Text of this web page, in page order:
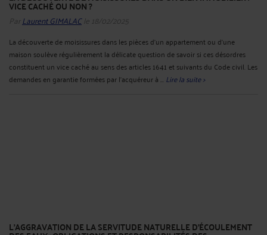
VICE CACHÉ OU NON ?
Par Laurent GIMALACle 18/02/2025
La découverte de moisissures dans les pièces d'un appartement ou d'une
maison soulève régulièrement la délicate question de savoir si ces désordres
constituent un vice caché au sens des articles 1641 et suivants du Code civil. Les
demandes en garantie formées par l’acquéreur à ... Lire la suite >
L’AGGRAVATION DE LA SERVITUDE NATURELLE D’ÉCOULEMENT